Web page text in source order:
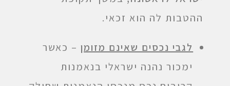
ההטבות לה הוא זכאי.
לגבי נכסים שאינם מזומן– כאשר
ימכור נהנה ישראלי בנאמנות